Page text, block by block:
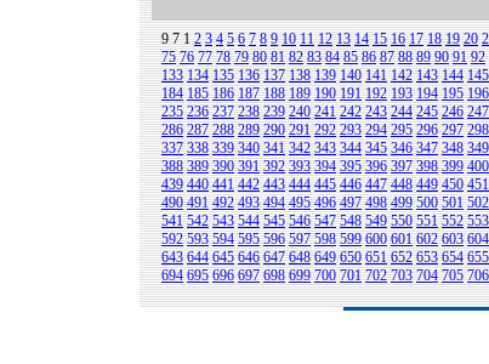
9 712 3 4 5 6 7 8 9 10 11 12 13 14 15 16 17 18 19 20
75 76 77 78 79 80 81 82 83 84 85 86 87 88 89 90 91 92
133 134 135 136 137 138 139 140 141 142 143 144 145
184 185 186 187 188 189 190 191 192 193 194 195 196
235 236 237 238 239 240 241 242 243 244 245 246 247
286 287 288 289 290 291 292 293 294 295 296 297 298
337 338 339 340 341 342 343 344 345 346 347 348 349
388 389 390 391 392 393 394 395 396 397 398 399 400
439 440 441 442 443 444 445 446 447 448 449 450 451
490 491 492 493 494 495 496 497 498 499 500 501 502
541 542 543 544 545 546 547 548 549 550 551 552 553
592 593 594 595 596 597 598 599 600 601 602 603 604
643 644 645 646 647 648 649 650 651 652 653 654 655
694 695 696 697 698 699 700 701 702 703 704 705 706